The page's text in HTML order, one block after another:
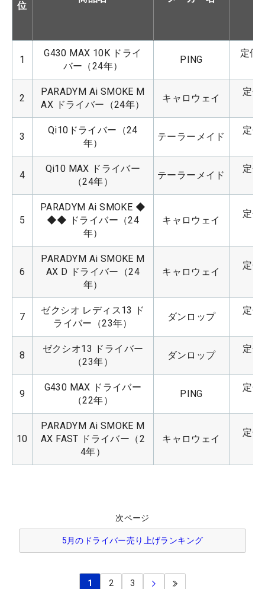
位
1
G430 MAX 10K ドライ
バー（24年）
PING
定価
2
PARADYM Ai SMOKE M
AX ドライバー（24年）
キャロウェイ
定価
3
Qi10ドライバー（24
年）
テーラーメイド
定価
4
Qi10 MAX ドライバー
（24年）
テーラーメイド
定価
5
PARADYM Ai SMOKE ◆
◆◆ ドライバー（24
年）
キャロウェイ
定価
6
PARADYM Ai SMOKE M
AX D ドライバー（24
年）
キャロウェイ
定価
7
ゼクシオ レディス13 ド
ライバー（23年）
ダンロップ
定価
8
ゼクシオ13 ドライバー
（23年）
ダンロップ
定価
9
G430 MAX ドライバー
（22年）
PING
定価
10
PARADYM Ai SMOKE M
AX FAST ドライバー（2
4年）
キャロウェイ
定価
次ページ
5月のドライバー売り上げランキング
1 2 3